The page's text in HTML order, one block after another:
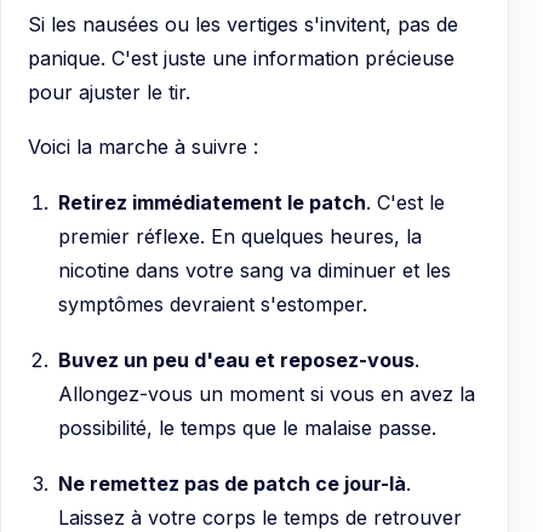
Si les nausées ou les vertiges s'invitent, pas de
panique. C'est juste une information précieuse
pour ajuster le tir.
Voici la marche à suivre :
Retirez immédiatement le patch. C'est le
premier réflexe. En quelques heures, la
nicotine dans votre sang va diminuer et les
symptômes devraient s'estomper.
Buvez un peu d'eau et reposez-vous.
Allongez-vous un moment si vous en avez la
possibilité, le temps que le malaise passe.
Ne remettez pas de patch ce jour-là.
Laissez à votre corps le temps de retrouver